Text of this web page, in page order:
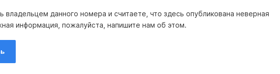
владельцем данного номера и считаете, что здесь опубликована неверная
информация, пожалуйста, напишите нам об этом.